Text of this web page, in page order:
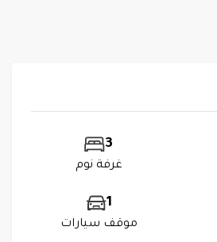
3
غرفة نوم
1
موقف سيارات